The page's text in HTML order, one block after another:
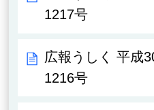
1217号
広報うしく 平成
1216号